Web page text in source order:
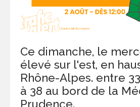
Ce dimanche, le
élevé sur l'est, en
Rhône-Alpes. entre 33
à 38 au bord de la
Prudence.